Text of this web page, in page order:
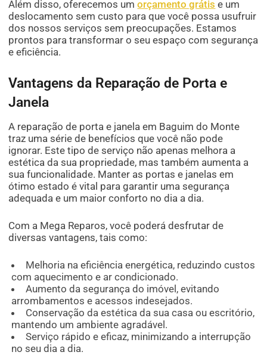
Além disso, oferecemos umorçamento grátis e um
deslocamento sem custo para que você possa usufruir
dos nossos serviços sem preocupações. Estamos
prontos para transformar o seu espaço com segurança
e eficiência.
Vantagens da Reparação de Porta e
Janela
A reparação de porta e janela em Baguim do Monte
traz uma série de benefícios que você não pode
ignorar. Este tipo de serviço não apenas melhora a
estética da sua propriedade, mas também aumenta a
sua funcionalidade. Manter as portas e janelas em
ótimo estado é vital para garantir uma segurança
adequada e um maior conforto no dia a dia.
Com a Mega Reparos, você poderá desfrutar de
diversas vantagens, tais como:
Melhoria na eficiência energética, reduzindo custos
com aquecimento e ar condicionado.
Aumento da segurança do imóvel, evitando
arrombamentos e acessos indesejados.
Conservação da estética da sua casa ou escritório,
mantendo um ambiente agradável.
Serviço rápido e eficaz, minimizando a interrupção
no seu dia a dia.